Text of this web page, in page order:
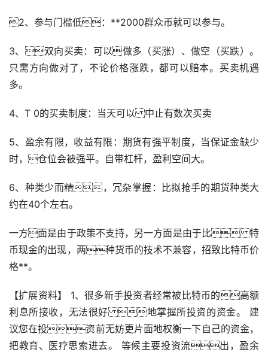
2、参与门槛低：**2000群众币就可以参与。
3、双向买卖：可以做多（买涨）、 做空 （买跌）。
只需方向做对了，不论价格涨跌，都可以赔本。买卖机遇
多。
4、T 0的买卖制度：当天可以 中止有数次买卖
5、盈余有限，收益有限：期货有强平制度，当保证金缺少
时，仓位会被强平。自带杠杆，盈利空间大。
6、种类少而精，冗杂掌握：比拟抢手的期货种类大
约在40个左右。
一方面是由于政策不支持，另一方面是由于比 特
币现金的出现，两种货币的技术不兼容，招致比特币价
格**。
【扩展资料】 1、很多新手投资者经常被比特币的高额
利息所接收，无法很好 地掌握所投资的资金。 建
议您在投资前无妨更片面地权衡一下自己的资金，
把教育、医疗思索进去。 等候主要投资流出，盈余